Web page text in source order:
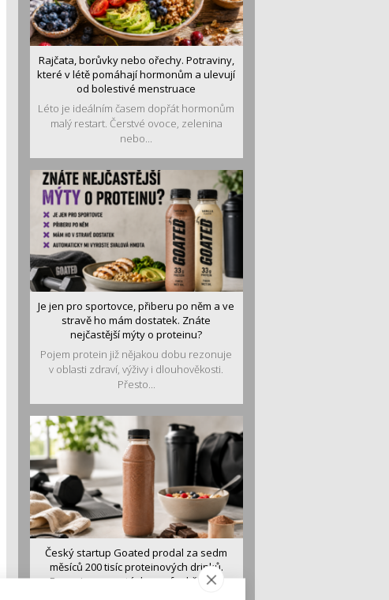
Rajčata, borůvky nebo ořechy. Potraviny,
které v létě pomáhají hormonům a ulevují
od bolestivé menstruace
Léto je ideálním časem dopřát hormonům
malý restart. Čerstvé ovoce, zelenina
nebo...
Je jen pro sportovce, přiberu po něm a ve
stravě ho mám dostatek. Znáte
nejčastější mýty o proteinu?
Pojem protein již nějakou dobu rezonuje
v oblasti zdraví, výživy i dlouhověkosti.
Přesto...
Český startup Goated prodal za sedm
měsíců 200 tisíc proteinových drinků.
Reaguje na poptávku po funkčním a